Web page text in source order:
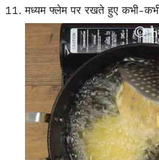
मध्यम फ्लेम पर रखते हुए कभी-कभी